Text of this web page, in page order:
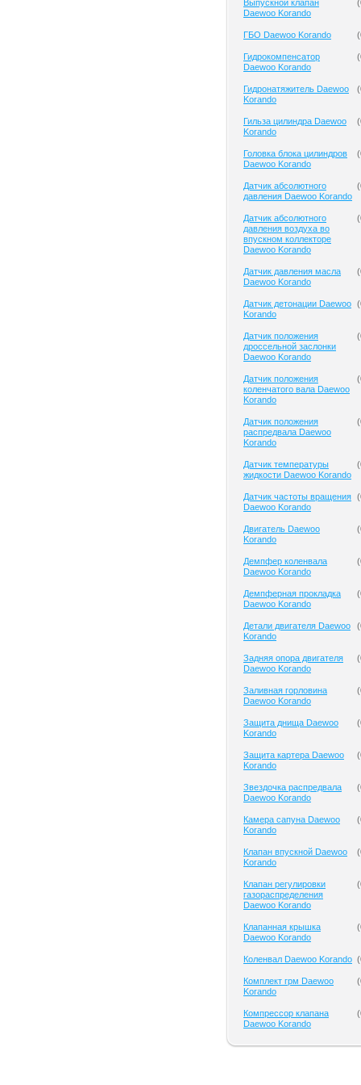
Выпускной клапан
Daewoo Korando
(
ГБО Daewoo Korando (
Гидрокомпенсатор
Daewoo Korando
(
Гидронатяжитель Daewoo
Korando
(
Гильза цилиндра Daewoo
Korando
(
Головка блока цилиндров
Daewoo Korando
(
Датчик абсолютного
давления Daewoo Korando
(
Датчик абсолютного
давления воздуха во
впускном коллекторе
Daewoo Korando
(
Датчик давления масла
Daewoo Korando
(
Датчик детонации Daewoo
Korando
(
Датчик положения
дроссельной заслонки
Daewoo Korando
(
Датчик положения
коленчатого вала Daewoo
Korando
(
Датчик положения
распредвала Daewoo
Korando
(
Датчик температуры
жидкости Daewoo Korando
(
Датчик частоты вращения
Daewoo Korando
(
Двигатель Daewoo
Korando
(
Демпфер коленвала
Daewoo Korando
(
Демпферная прокладка
Daewoo Korando
(
Детали двигателя Daewoo
Korando
(
Задняя опора двигателя
Daewoo Korando
(
Заливная горловина
Daewoo Korando
(
Защита днища Daewoo
Korando
(
Защита картера Daewoo
Korando
(
Звездочка распредвала
Daewoo Korando
(
Камера сапуна Daewoo
Korando
(
Клапан впускной Daewoo
Korando
(
Клапан регулировки
газораспределения
Daewoo Korando
(
Клапанная крышка
Daewoo Korando
(
Коленвал Daewoo Korando (
Комплект грм Daewoo
Korando
(
Компрессор клапана
Daewoo Korando
(